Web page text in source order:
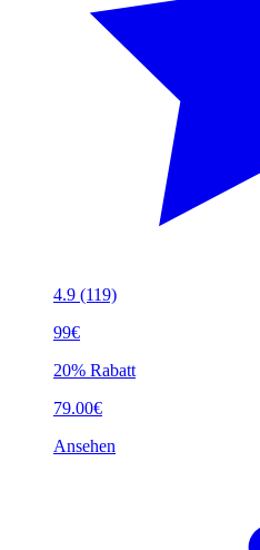
4.9 (119)
99€
20% Rabatt
79.00€
Ansehen